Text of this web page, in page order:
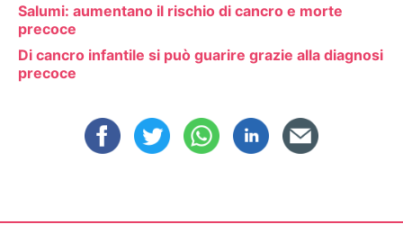
Salumi: aumentano il rischio di cancro e morte
precoce
Di cancro infantile si può guarire grazie alla diagnosi
precoce